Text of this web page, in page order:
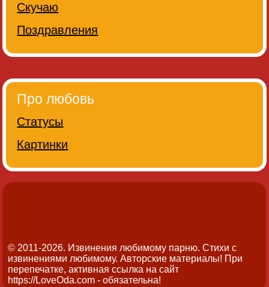
Скучаю
Поздравления
Про любовь
Статусы
Картинки
© 2011-2026. Извинения любимому парню. Стихи с
извинениями любимому.Авторские материалы! При
перепечатке, активная ссылка на сайт
https://LoveOda.com - обязательна!